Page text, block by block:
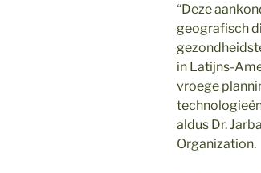
“Deze
geografisch
in Latijns-
vroege
aldus Dr.
Organization.